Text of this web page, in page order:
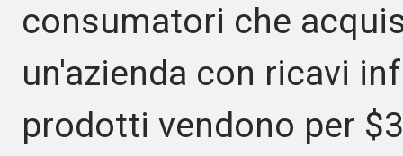
consumatori che
un'azienda con ricavi
prodotti vendono per